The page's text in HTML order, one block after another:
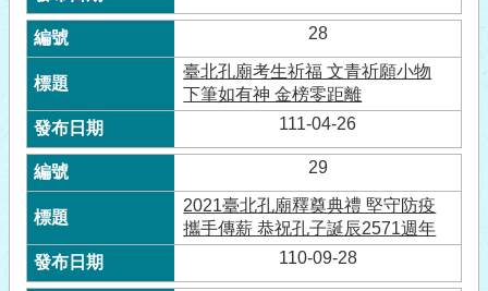
28
臺北孔廟考生祈福 文青祈願小物
下筆如有神 金榜零距離
111-04-26
29
2021臺北孔廟釋奠典禮 堅守防疫
攜手傳薪 恭祝孔子誕辰2571週年
110-09-28